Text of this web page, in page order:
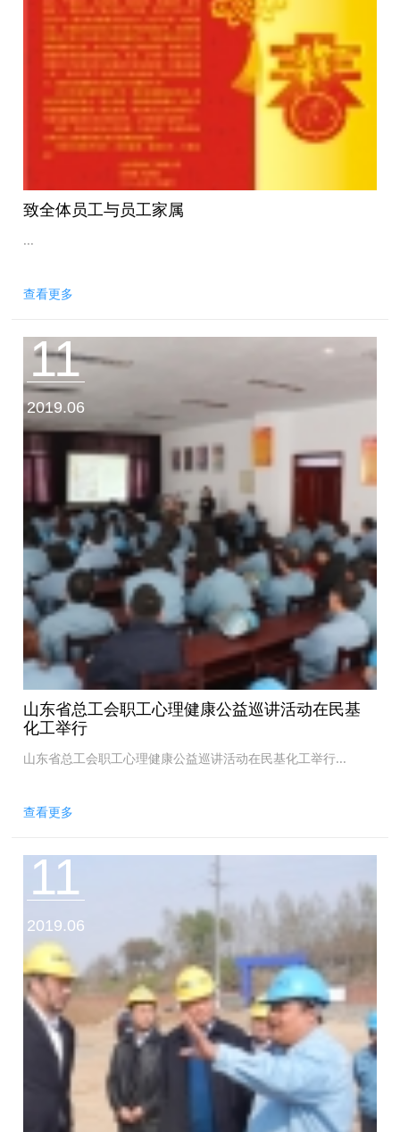
致全体员工与员工家属
...
查看更多
山东省总工会职工心理健康公益巡讲活动在民基
化工举行
山东省总工会职工心理健康公益巡讲活动在民基化工举行...
查看更多
11
2019.06
11
2019.06